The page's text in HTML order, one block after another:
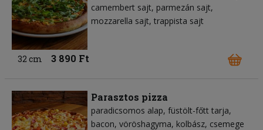
camembert sajt parmezán sajt
mozzarella sajt trappista sajt
32 cm 3 890 Ft
Parasztos pizza
paradicsomos alap füstölt-főtt tarja
bacon vöröshagyma kolbász csemege